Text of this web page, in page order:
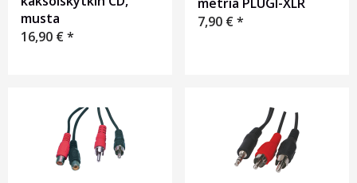
musta
16,90 €*
7,90 €*